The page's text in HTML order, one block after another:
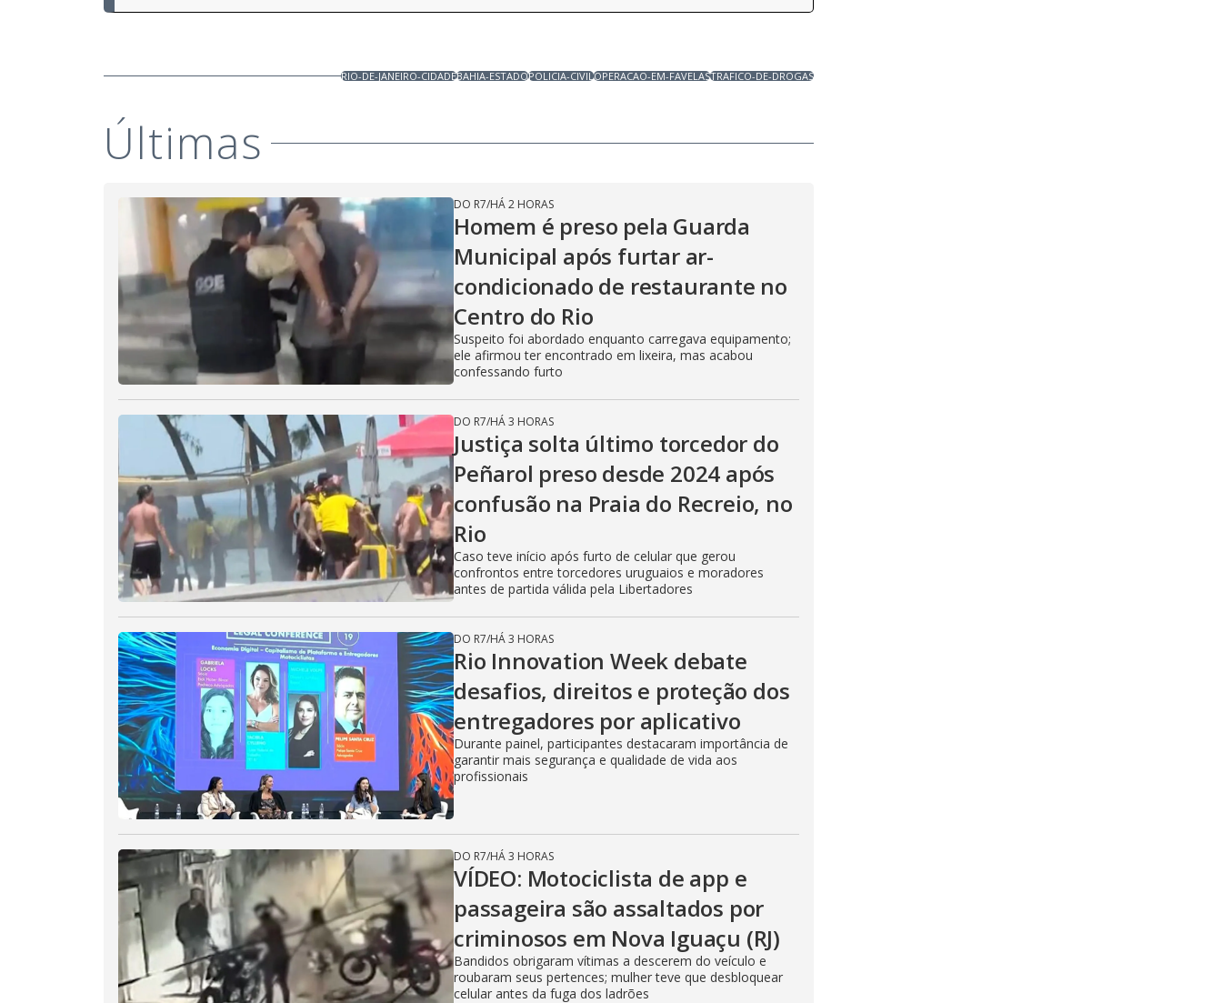
RIO-DE-JANEIRO-CIDADEBAHIA-ESTADOPOLICIA-CIVILOPERACAO-EM-FAVELASTRAFICO-DE-DROGAS
Últimas
DO R7/HÁ 2 HORAS
Homem é preso pela Guarda
Municipal após furtar ar-
condicionado de restaurante no
Centro do Rio
Suspeito foi abordado enquanto carregava equipamento;
ele afirmou ter encontrado em lixeira, mas acabou
confessando furto
DO R7/HÁ 3 HORAS
Justiça solta último torcedor do
Peñarol preso desde 2024 após
confusão na Praia do Recreio, no
Rio
Caso teve início após furto de celular que gerou
confrontos entre torcedores uruguaios e moradores
antes de partida válida pela Libertadores
DO R7/HÁ 3 HORAS
Rio Innovation Week debate
desafios, direitos e proteção dos
entregadores por aplicativo
Durante painel, participantes destacaram importância de
garantir mais segurança e qualidade de vida aos
profissionais
DO R7/HÁ 3 HORAS
VÍDEO: Motociclista de app e
passageira são assaltados por
criminosos em Nova Iguaçu (RJ)
Bandidos obrigaram vítimas a descerem do veículo e
roubaram seus pertences; mulher teve que desbloquear
celular antes da fuga dos ladrões